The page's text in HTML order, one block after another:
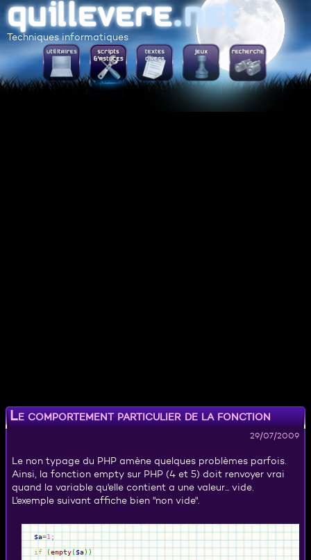
Techniques informatiques
Le comportement particulier de la fonction
29/07/2009
Le non typage du PHP amène quelques problèmes parfois.
Ainsi, la fonction empty sur PHP (4 et 5) doit renvoyer vrai
quand la variable qu'elle contient a une valeur... vide.
L'exemple suivant affiche bien "non vide".
$a=1 ;
if
(empty($a) )